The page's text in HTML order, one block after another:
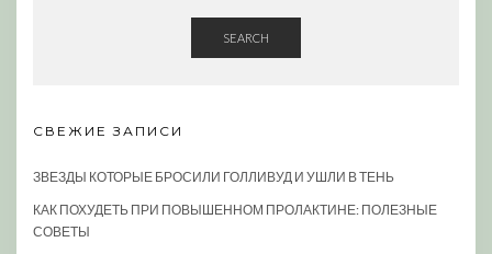
SEARCH
СВЕЖИЕ ЗАПИСИ
ЗВЕЗДЫ КОТОРЫЕ БРОСИЛИ ГОЛЛИВУД И УШЛИ В ТЕНЬ
КАК ПОХУДЕТЬ ПРИ ПОВЫШЕННОМ ПРОЛАКТИНЕ: ПОЛЕЗНЫЕ
СОВЕТЫ